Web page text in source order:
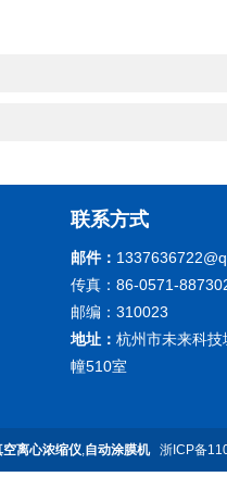
联系方式
邮件：
传真：86-0571-
邮编：310023
地址： 杭州市未来科技
幢510室
空离心浓缩仪,自动涂膜机 浙ICP备